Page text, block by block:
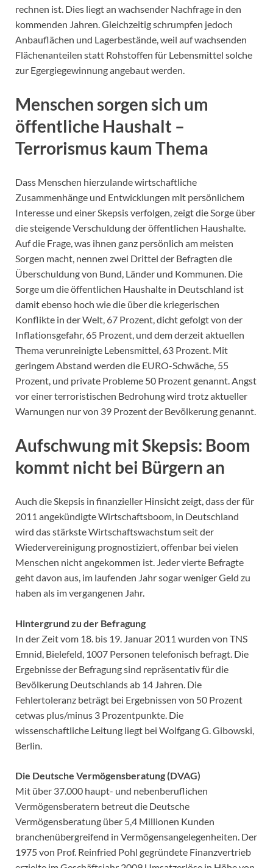
rechnen ist. Dies liegt an wachsender Nachfrage in den
kommenden Jahren. Gleichzeitig schrumpfen jedoch
Anbauflächen und Lagerbestände, weil auf wachsenden
Flächenanteilen statt Rohstoffen für Lebensmittel solche
zur Egergiegewinnung angebaut werden.
Menschen sorgen sich um
öffentliche Haushalt –
Terrorismus kaum Thema
Dass Menschen hierzulande wirtschaftliche
Zusammenhänge und Entwicklungen mit persönlichem
Interesse und einer Skepsis verfolgen, zeigt die Sorge über
die steigende Verschuldung der öffentlichen Haushalte.
Auf die Frage, was ihnen ganz persönlich am meisten
Sorgen macht, nennen zwei Drittel der Befragten die
Überschuldung von Bund, Länder und Kommunen. Die
Sorge um die öffentlichen Haushalte in Deutschland ist
damit ebenso hoch wie die über die kriegerischen
Konflikte in der Welt, 67 Prozent, dicht gefolgt von der
Inflationsgefahr, 65 Prozent, und dem derzeit aktuellen
Thema verunreinigte Lebensmittel, 63 Prozent. Mit
geringem Abstand werden die EURO-Schwäche, 55
Prozent, und private Probleme 50 Prozent genannt. Angst
vor einer terroristischen Bedrohung wird trotz aktueller
Warnungen nur von 39 Prozent der Bevölkerung genannt.
Aufschwung mit Skepsis: Boom
kommt nicht bei Bürgern an
Auch die Skepsis in finanzieller Hinsicht zeigt, dass der für
2011 angekündigte Wirtschaftsboom, in Deutschland
wird das stärkste Wirtschaftswachstum seit der
Wiedervereinigung prognostiziert, offenbar bei vielen
Menschen nicht angekommen ist. Jeder vierte Befragte
geht davon aus, im laufenden Jahr sogar weniger Geld zu
haben als im vergangenen Jahr.
Hintergrund zu der Befragung
In der Zeit vom 18. bis 19. Januar 2011 wurden von TNS
Emnid, Bielefeld, 1007 Personen telefonisch befragt. Die
Ergebnisse der Befragung sind repräsentativ für die
Bevölkerung Deutschlands ab 14 Jahren. Die
Fehlertoleranz beträgt bei Ergebnissen von 50 Prozent
cetwas plus/minus 3 Prozentpunkte. Die
wissenschaftliche Leitung liegt bei Wolfgang G. Gibowski,
Berlin.
Die Deutsche Vermögensberatung (DVAG)
Mit über 37.000 haupt- und nebenberuflichen
Vermögensberatern betreut die Deutsche
Vermögensberatung über 5,4 Millionen Kunden
branchenübergreifend in Vermögensangelegenheiten. Der
1975 von Prof. Reinfried Pohl gegründete Finanzvertrieb